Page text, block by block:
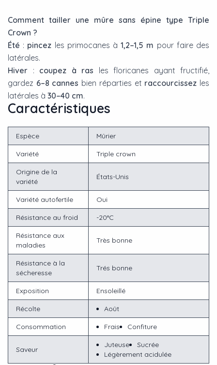
Comment tailler une mûre sans épine type Triple
Crown ?
Été : pincez les primocanes à1,2–1,5 m pour faire des
latérales.
Hiver : coupez à ras les floricanes ayant fructifié,
gardez 6–8 cannes bien réparties et raccourcissez les
latérales à 30–40 cm.
Caractéristiques
Espèce Mûrier
Variété Triple crown
Origine de la
variété
États-Unis
Variété autofertile Oui
Résistance au froid -20°C
Résistance aux
maladies
Très bonne
Résistance à la
sécheresse
Trés bonne
Exposition Ensoleillé
Récolte Août
Consommation Frais Confiture
Saveur
Juteuse
Sucrée
Légèrement acidulée